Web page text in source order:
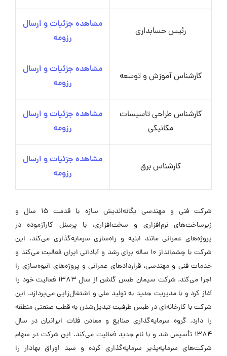
رئیس حسابداری
مشاهده جزئیات و ارسال
رزومه
کارشناس آموزش و توسعه
مشاهده جزئیات و ارسال
رزومه
کارشناس طراحی تاسیسات
مکانیکی
مشاهده جزئیات و ارسال
رزومه
کارشناس برق
مشاهده جزئیات و ارسال
رزومه
شرکت فنی و مهندسی یگانه‌اندیش سازه با قدمت ۱۵ سال و
زیرساخت‌های نرم‌افزاری و سخت‌افزاری، با پرسنل کارآزموده در
پروژه‌های عمرانی مانند ابنیه و راه‌سازی سرمایه‌گذاری می‌کند. این
شرکت با چشم‌انداز ۱۰ ساله برای رشد و آبادانی ایران فعالیت می‌کند و
خدمات فنی و مهندسی، قراردادهای عمرانی و پروژه‌های انبوه‌سازی را
اجرا می‌کند. شرکت سیمان طبس گلشن از سال ۱۳۸۳ فعالیت خود را
آغاز کرد و با مدیریت جدید به تولید ملی و اشتغال‌زایی می‌پردازد. این
شرکت با کارخانه‌ای در طبس ظرفیت تبدیل‌شدن به قطب صنعتی منطقه
را دارد. گروه سرمایه‌گذاری صنایع و معادن فلات ایرانیان در سال
۱۳۸۴ تأسیس شد و با نام جدید فعالیت می‌کند. این شرکت در سهام
شرکت‌های سرمایه‌پذیر سرمایه‌گذاری کرده و سبد اوراق بهادار را